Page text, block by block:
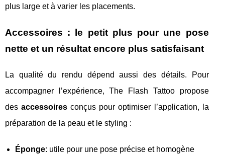
plus large et à varier les placements.
Accessoires : le petit plus pour une pose
nette et un résultat encore plus satisfaisant
La qualité du rendu dépend aussi des détails. Pour
accompagner l’expérience, The Flash Tattoo propose
desaccessoires conçus pour optimiser l’application, la
préparation de la peau et le styling :
Éponge: utile pour une pose précise et homogène